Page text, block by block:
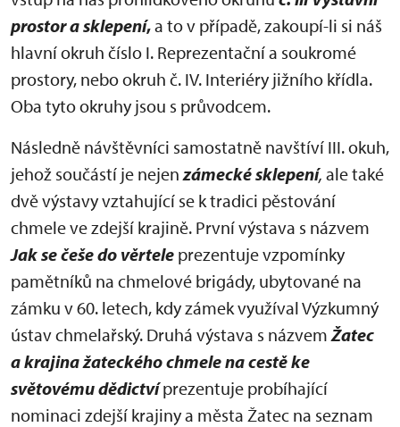
prostor a sklepení,a to v případě, zakoupí-li si náš
hlavní okruh číslo I. Reprezentační a soukromé
prostory, nebo okruh č. IV. Interiéry jižního křídla.
Oba tyto okruhy jsou s průvodcem.
Následně návštěvníci samostatně navštíví III. okuh,
jehož součástí je nejenzámecké sklepení, ale také
dvě výstavy vztahující se k tradici pěstování
chmele ve zdejší krajině. První výstava s názvem
Jak se češe do věrtele prezentuje vzpomínky
pamětníků na chmelové brigády, ubytované na
zámku v 60. letech, kdy zámek využíval Výzkumný
ústav chmelařský. Druhá výstava s názvem Žatec
a krajina žateckého chmele na cestě ke
světovému dědictvíprezentuje probíhající
nominaci zdejší krajiny a města Žatec na seznam